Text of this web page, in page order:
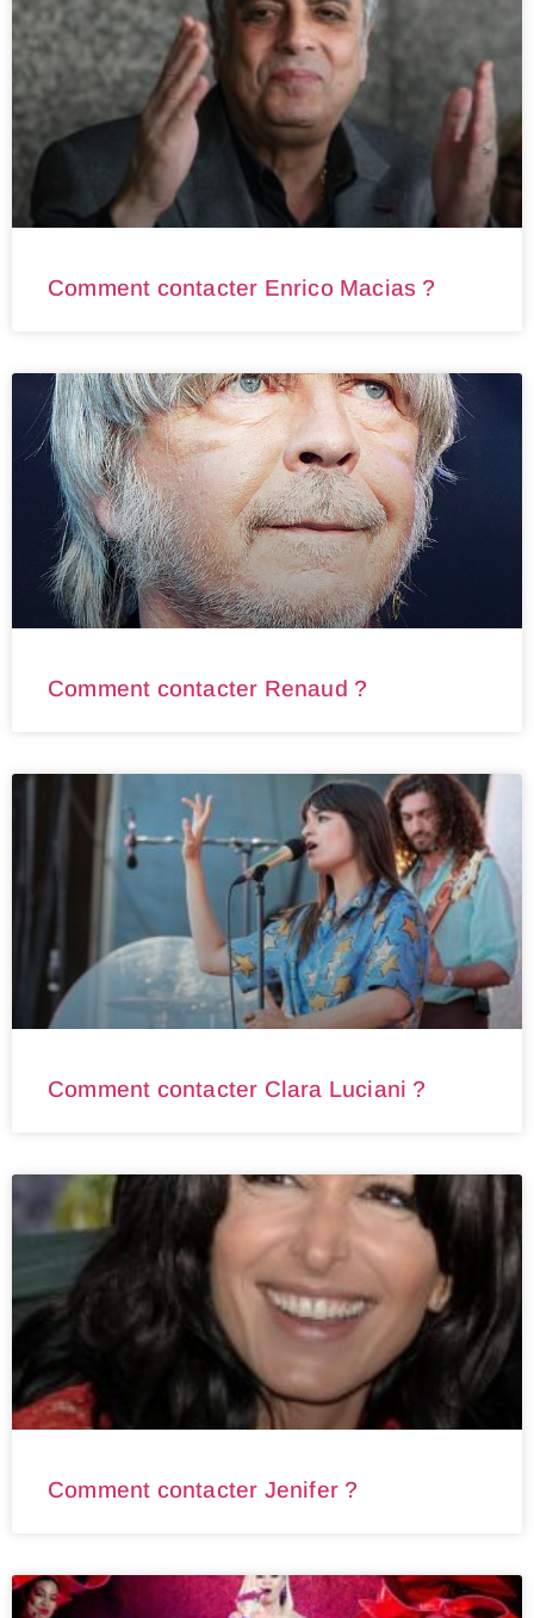
Comment contacter Enrico Macias ?
Comment contacter Renaud ?
Comment contacter Clara Luciani ?
Comment contacter Jenifer ?